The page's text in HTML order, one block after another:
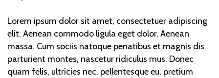
Lorem ipsum dolor sit amet, consectetuer adipiscing
elit. Aenean commodo ligula eget dolor. Aenean
massa. Cum sociis natoque penatibus et magnis dis
parturient montes, nascetur ridiculus mus. Donec
quam felis, ultricies nec, pellentesque eu, pretium